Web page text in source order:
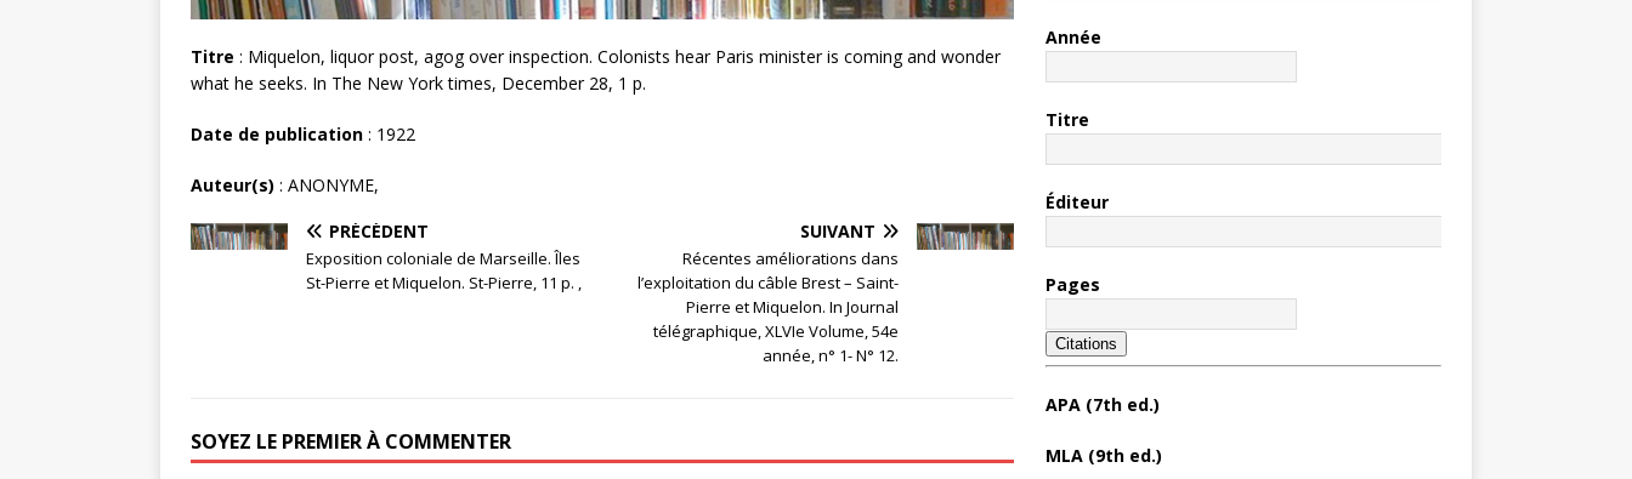
Titre : Miquelon, liquor post, agog over inspection. Colonists hear Paris minister is coming and wonder
what he seeks. In The New York times, December 28, 1 p.
Date de publication : 1922
Auteur(s) : ANONYME,
PRÉCÉDENT
Exposition coloniale de Marseille. Îles
St-Pierre et Miquelon. St-Pierre, 11 p. ,
SUIVANT
Récentes améliorations dans
l’exploitation du câble Brest – Saint-
Pierre et Miquelon. In Journal
télégraphique, XLVIe Volume, 54e
année, n° 1- N° 12.
SOYEZ LE PREMIER À COMMENTER
Année
Titre
Éditeur
Pages
Citations
APA (7th ed.)
MLA (9th ed.)